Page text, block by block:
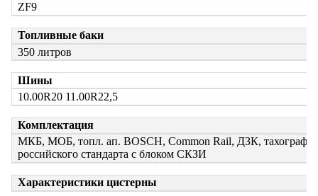
ZF9
Топливные баки
350 литров
Шины
10.00R20 11.00R22,5
Комплектация
МКБ, МОБ, топл. ап. BOSCH, Common Rail, ДЗК, тахограф
российского стандарта с блоком СКЗИ
Характеристики цистерны